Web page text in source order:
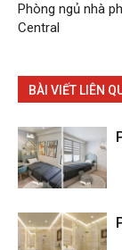
Phòng ngủ nhà
Central
BÀI VIẾT LIÊN